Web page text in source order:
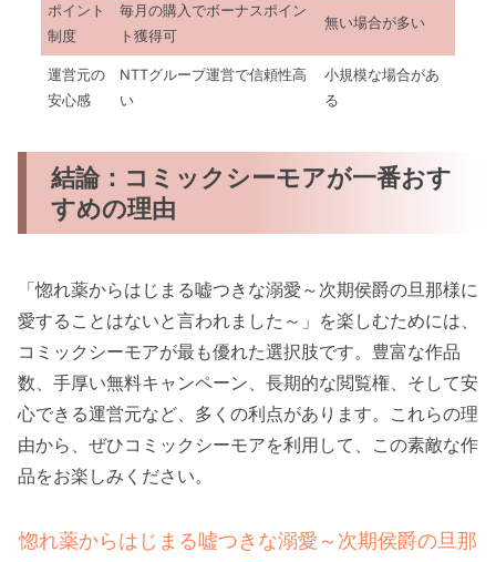
ポイント
制度
毎月の購入でボーナスポイン
ト獲得可
無い場合が多い
運営元の
安心感
NTTグループ運営で信頼性高
い
小規模な場合があ
る
結論：コミックシーモアが一番おす
すめの理由
「惚れ薬からはじまる嘘つきな溺愛～次期侯爵の旦那様に
愛することはないと言われました～」を楽しむためには、
コミックシーモアが最も優れた選択肢です。豊富な作品
数、手厚い無料キャンペーン、長期的な閲覧権、そして安
心できる運営元など、多くの利点があります。これらの理
由から、ぜひコミックシーモアを利用して、この素敵な作
品をお楽しみください。
惚れ薬からはじまる嘘つきな溺愛～次期侯爵の旦那